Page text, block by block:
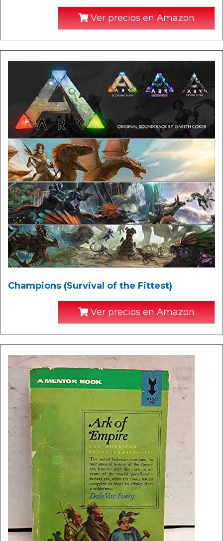
Ver precios en Amazon
Champions (Survival of the Fittest)
Ver precios en Amazon